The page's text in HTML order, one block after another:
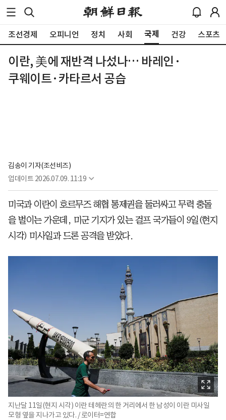
조선경제 오피니언 정치 사회 국제 건강 스포츠
이란, 美에 재반격 나섰나… 바레인·
쿠웨이트·카타르서 공습
김송이 기자(조선비즈)
업데이트 2026.07.09. 11:19
미국과 이란이 호르무즈 해협 통제권을 둘러싸고 무력 충돌
을 벌이는 가운데, 미군 기지가 있는 걸프 국가들이 9일(현지
시각) 미사일과 드론 공격을 받았다.
지난달 11일(현지 시각) 이란 테헤란의 한 거리에서 한 남성이 이란 미사일
모형 옆을 지나가고 있다. / 로이터=연합